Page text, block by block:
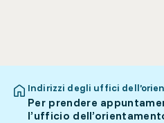
Indirizzi degli uffici
Per prendere
l’ufficio